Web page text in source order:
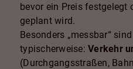
bevor ein Preis festgelegt
geplant wird.
Besonders „messbar“
typischerweise:Verkehr
(Durchgangsstraßen,